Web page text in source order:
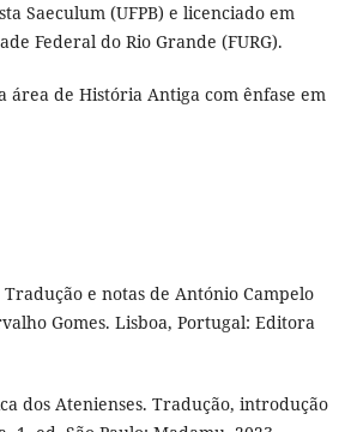
Saeculum (UFPB) e licenciado em
Federal do Rio Grande (FURG).
de História Antiga com ênfase em
Tradução e notas de António Campelo
Gomes. Lisboa, Portugal: Editora
dos Atenienses. Tradução, introdução